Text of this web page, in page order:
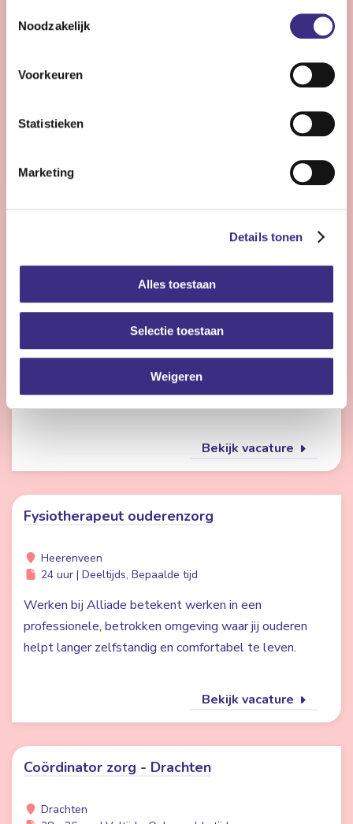
Noodzakelijk
Voorkeuren
Statistieken
Marketing
Details tonen
Alles toestaan
Selectie toestaan
Weigeren
Stiens
24 - 30 uur | Voltijds, Onbepaalde tijd
Ben jij een persoonlijk begeleider die energie krijgt van
complexe zorg en kleine successen groots weet te
Bekijk vacature
Nog 24 dagen
4 - 28 uur | Deeltijds, Onbepaalde tijd
Wil jij met meerdere doelgroepen werken en elke dag
iets anders doen? Dan is de flexpool echt iets voor jou.
Je werkt op verschillende locaties in de
gehandicaptenzorg, jeugdzorg of ouderenzorg.
Bekijk vacature
Fysiotherapeut ouderenzorg
Heerenveen
24 uur | Deeltijds, Bepaalde tijd
Werken bij Alliade betekent werken in een
professionele, betrokken omgeving waar jij ouderen
helpt langer zelfstandig en comfortabel te leven.
Bekijk vacature
Coördinator zorg - Drachten
Drachten